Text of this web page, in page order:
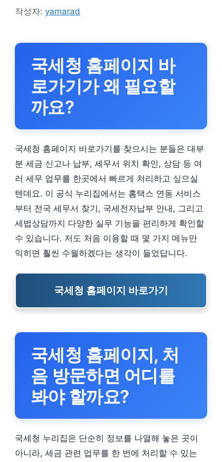
작성자: yamarad
국세청 홈페이지 바
로가기가 왜 필요할
까요?
국세청 홈페이지 바로가기를 찾으시는 분들은 대부
분 세금 신고나 납부, 세무서 위치 확인, 상담 등 여
러 세무 업무를 한곳에서 빠르게 처리하고 싶으실
텐데요. 이 공식 누리집에서는 홈택스 연동 서비스
부터 전국 세무서 찾기, 국세전자납부 안내, 그리고
세법상담까지 다양한 실무 기능을 편리하게 확인할
수 있습니다. 저도 처음 이용할 때 몇 가지 메뉴만
익히면 훨씬 수월하겠다는 생각이 들었답니다.
국세청 홈페이지 바로가기
국세청 홈페이지, 처
음 방문하면 어디를
봐야 할까요?
국세청 누리집은 단순히 정보를 나열해 놓은 곳이
아니라, 세금 관련 업무를 한 번에 처리할 수 있는